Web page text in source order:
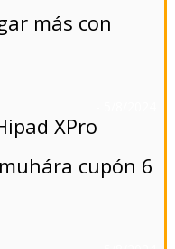
más con
XPro
cupón 6